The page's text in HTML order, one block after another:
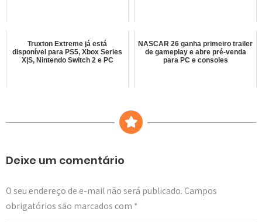
Truxton Extreme já está
disponível para PS5, Xbox Series
X|S, Nintendo Switch 2 e PC
NASCAR 26 ganha primeiro trailer
de gameplay e abre pré-venda
para PC e consoles
Deixe um comentário
O seu endereço de e-mail não será publicado. Campos
obrigatórios são marcados com *